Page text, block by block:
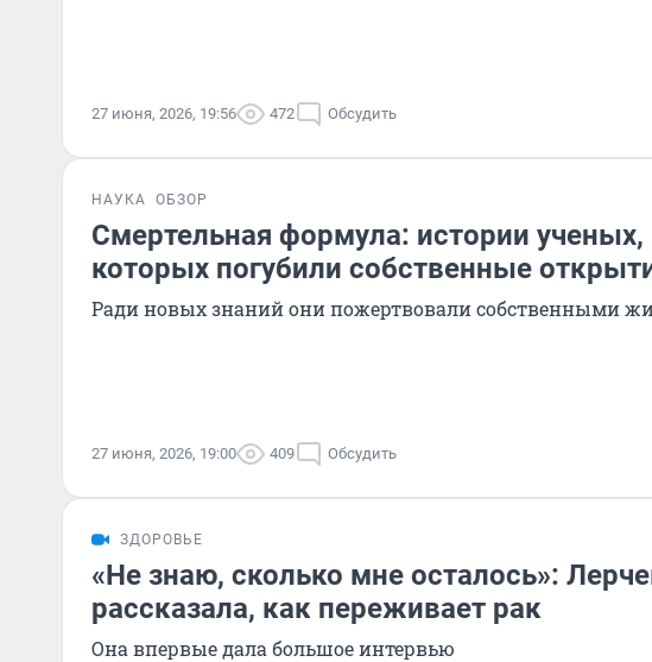
27 июня, 2026, 19:56 472 Обсудить
НАУКА ОБЗОР
Смертельная формула: истории ученых,
которых погубили собственные
Ради новых знаний они пожертвовали собственными
27 июня, 2026, 19:00 409 Обсудить
ЗДОРОВЬЕ
«Не знаю, сколько мне осталось»:
рассказала, как переживает рак
Она впервые дала большое интервью